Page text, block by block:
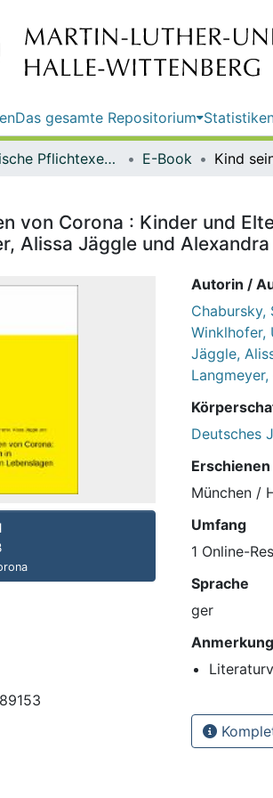
Das gesamte Repositorium
Elektronische Pflichtexemplare E-Book
von Corona : Kinder und
Alissa Jäggle und
Autorin /
Chabursky,
Winklhofer,
Jäggle,
Deutsches
Erschienen
München /
Umfang
1 Online-
Sprache
ger